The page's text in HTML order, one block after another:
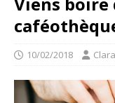
10/02/2018